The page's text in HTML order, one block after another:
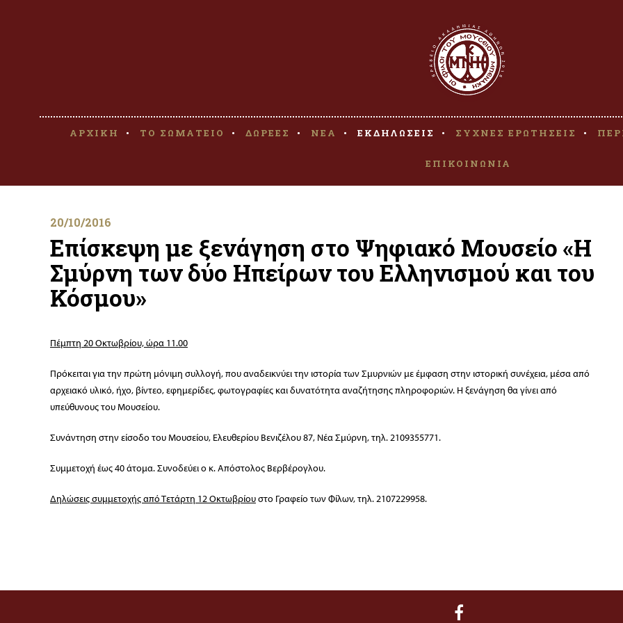
ΑΡΧΙΚΗ ΤΟ ΣΩΜΑΤΕΙΟ ΔΩΡΕΕΣ ΝΕΑ ΕΚΔΗΛΩΣΕΙΣ ΣΥΧΝΕΣ ΕΡΩΤΗΣΕΙΣ
ΕΠΙΚΟΙΝΩΝΙΑ
20/10/2016
Επίσκεψη με ξενάγηση στο Ψηφιακό Μουσείο «Η
Σμύρνη των δύο Ηπείρων του Ελληνισμού και του
Κόσμου»
Πέμπτη 20 Οκτωβρίου, ώρα 11.00
Πρόκειται για την πρώτη μόνιμη συλλογή, που αναδεικνύει την ιστορία των Σμυρνιών με έμφαση στην ιστορική συνέχεια, μέσα από
αρχειακό υλικό, ήχο, βίντεο, εφημερίδες, φωτογραφίες και δυνατότητα αναζήτησης πληροφοριών. Η ξενάγηση θα γίνει από
υπεύθυνους του Μουσείου.
Συνάντηση στην είσοδο του Μουσείου, Ελευθερίου Βενιζέλου 87, Νέα Σμύρνη, τηλ. 2109355771.
Συμμετοχή έως 40 άτομα. Συνοδεύει ο κ. Απόστολος Βερβέρογλου.
Δηλώσεις συμμετοχής από Τετάρτη 12 Οκτωβρίουστο Γραφείο των Φίλων, τηλ. 2107229958.